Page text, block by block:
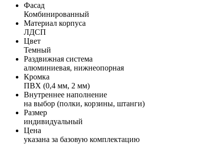
Фасад
Комбинированный
Материал корпуса
ЛДСП
Цвет
Темный
Раздвижная система
алюминиевая, нижнеопорная
Кромка
ПВХ (0,4 мм, 2 мм)
Внутреннее наполнение
на выбор (полки, корзины, штанги)
Размер
индивидуальный
Цена
указана за базовую комплектацию